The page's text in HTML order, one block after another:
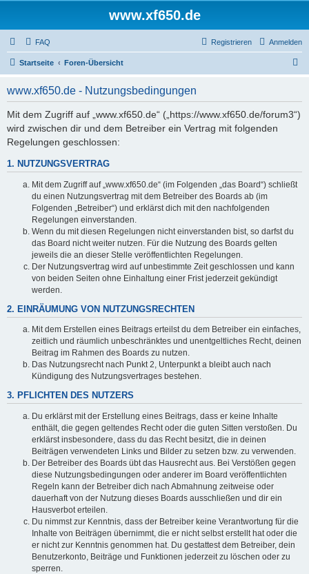
www.xf650.de
FAQ Anmelden
Registrieren
Startseite Foren-Übersicht
www.xf650.de - Nutzungsbedingungen
Mit dem Zugriff auf „www.xf650.de“ („https://www.xf650.de/forum3“)
wird zwischen dir und dem Betreiber ein Vertrag mit folgenden
Regelungen geschlossen:
1. NUTZUNGSVERTRAG
Mit dem Zugriff auf „www.xf650.de“ (im Folgenden „das Board“) schließt
du einen Nutzungsvertrag mit dem Betreiber des Boards ab (im
Folgenden „Betreiber“) und erklärst dich mit den nachfolgenden
Regelungen einverstanden.
Wenn du mit diesen Regelungen nicht einverstanden bist, so darfst du
das Board nicht weiter nutzen. Für die Nutzung des Boards gelten
jeweils die an dieser Stelle veröffentlichten Regelungen.
Der Nutzungsvertrag wird auf unbestimmte Zeit geschlossen und kann
von beiden Seiten ohne Einhaltung einer Frist jederzeit gekündigt
werden.
2. EINRÄUMUNG VON NUTZUNGSRECHTEN
Mit dem Erstellen eines Beitrags erteilst du dem Betreiber ein einfaches,
zeitlich und räumlich unbeschränktes und unentgeltliches Recht, deinen
Beitrag im Rahmen des Boards zu nutzen.
Das Nutzungsrecht nach Punkt 2, Unterpunkt a bleibt auch nach
Kündigung des Nutzungsvertrages bestehen.
3. PFLICHTEN DES NUTZERS
Du erklärst mit der Erstellung eines Beitrags, dass er keine Inhalte
enthält, die gegen geltendes Recht oder die guten Sitten verstoßen. Du
erklärst insbesondere, dass du das Recht besitzt, die in deinen
Beiträgen verwendeten Links und Bilder zu setzen bzw. zu verwenden.
Der Betreiber des Boards übt das Hausrecht aus. Bei Verstößen gegen
diese Nutzungsbedingungen oder anderer im Board veröffentlichten
Regeln kann der Betreiber dich nach Abmahnung zeitweise oder
dauerhaft von der Nutzung dieses Boards ausschließen und dir ein
Hausverbot erteilen.
Du nimmst zur Kenntnis, dass der Betreiber keine Verantwortung für die
Inhalte von Beiträgen übernimmt, die er nicht selbst erstellt hat oder die
er nicht zur Kenntnis genommen hat. Du gestattest dem Betreiber, dein
Benutzerkonto, Beiträge und Funktionen jederzeit zu löschen oder zu
sperren.